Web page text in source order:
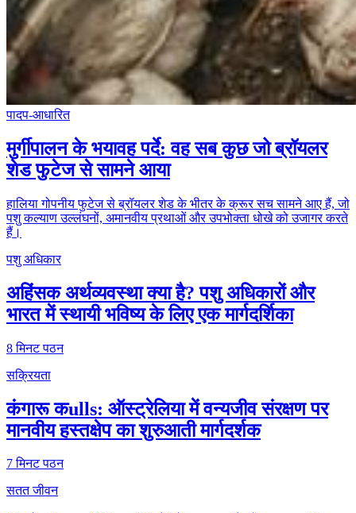
पादप-आधारित
मुर्गीपालन के भयावह पर्दे: वह सब कुछ जो ब्रॉयलर
शेड फुटेज से सामने आया
हालिया गोपनीय फुटेज से ब्रॉयलर शेड के भीतर के क्रूर सच सामने आए हैं, जो
पशु कल्याण उल्लंघनों, अमानवीय प्रथाओं और उपभोक्ता धोखे को उजागर करते
हैं।
पशु अधिकार
अहिंसक अर्थव्यवस्था क्या है? पशु अधिकारों और
भारत में स्थायी भविष्य के लिए एक मार्गदर्शिका
8 मिनट पठन
सक्रियता
कंगारू कulls: ऑस्ट्रेलिया में वन्यजीव संरक्षण पर
मानवीय हस्तक्षेप का शुरुआती मार्गदर्शक
7 मिनट पठन
सतत जीवन